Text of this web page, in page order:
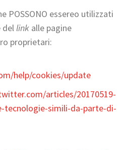
POSSONO essereo utilizzati
del link alle pagine
proprietari:
help/cookies/update
articles/20170519-
tecnologie-simili-da-parte-di-